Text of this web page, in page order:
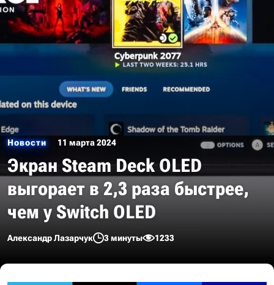
Новости 11 марта 2024
Экран Steam Deck OLED
выгорает в 2,3 раза быстрее,
чем у Switch OLED
Александр Лазарчук 3 минуты 1233